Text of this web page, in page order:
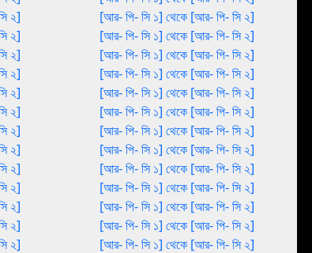
২]
২]
২]
২]
২]
২]
২]
২]
২]
২]
২]
২]
২]
[আর- পি- সি ১] থেকে [আর- পি- সি ২]
[আর- পি- সি ১] থেকে [আর- পি- সি ২]
[আর- পি- সি ১] থেকে [আর- পি- সি ২]
[আর- পি- সি ১] থেকে [আর- পি- সি ২]
[আর- পি- সি ১] থেকে [আর- পি- সি ২]
[আর- পি- সি ১] থেকে [আর- পি- সি ২]
[আর- পি- সি ১] থেকে [আর- পি- সি ২]
[আর- পি- সি ১] থেকে [আর- পি- সি ২]
[আর- পি- সি ১] থেকে [আর- পি- সি ২]
[আর- পি- সি ১] থেকে [আর- পি- সি ২]
[আর- পি- সি ১] থেকে [আর- পি- সি ২]
[আর- পি- সি ১] থেকে [আর- পি- সি ২]
[আর- পি- সি ১] থেকে [আর- পি- সি ২]